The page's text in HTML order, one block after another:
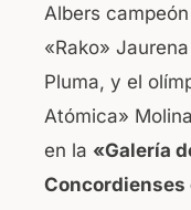
Albers
«Rako»
Pluma, y el
Atómica»
en la «Galería
Concordienses